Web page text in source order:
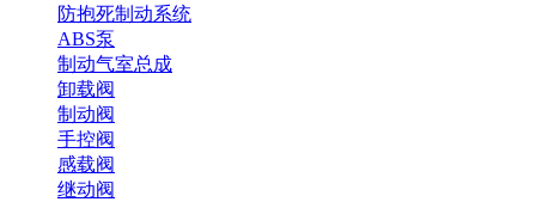
防抱死制动系统
ABS泵
制动气室总成
卸载阀
制动阀
手控阀
感载阀
继动阀